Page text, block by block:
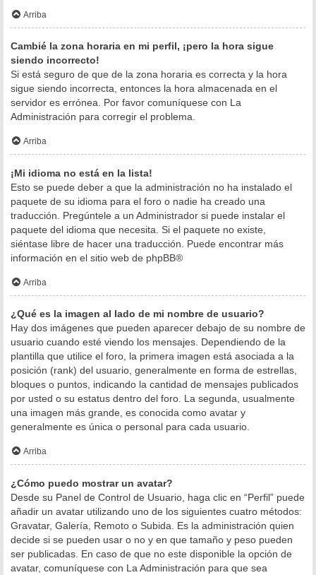
Arriba
Cambié la zona horaria en mi perfil, ¡pero la hora sigue
siendo incorrecto!
Si está seguro de que de la zona horaria es correcta y la hora
sigue siendo incorrecta, entonces la hora almacenada en el
servidor es errónea. Por favor comuníquese con La
Administración para corregir el problema.
Arriba
¡Mi idioma no está en la lista!
Esto se puede deber a que la administración no ha instalado el
paquete de su idioma para el foro o nadie ha creado una
traducción. Pregúntele a un Administrador si puede instalar el
paquete del idioma que necesita. Si el paquete no existe,
siéntase libre de hacer una traducción. Puede encontrar más
información en el sitio web de phpBB®
Arriba
¿Qué es la imagen al lado de mi nombre de usuario?
Hay dos imágenes que pueden aparecer debajo de su nombre de
usuario cuando esté viendo los mensajes. Dependiendo de la
plantilla que utilice el foro, la primera imagen está asociada a la
posición (rank) del usuario, generalmente en forma de estrellas,
bloques o puntos, indicando la cantidad de mensajes publicados
por usted o su estatus dentro del foro. La segunda, usualmente
una imagen más grande, es conocida como avatar y
generalmente es única o personal para cada usuario.
Arriba
¿Cómo puedo mostrar un avatar?
Desde su Panel de Control de Usuario, haga clic en “Perfil” puede
añadir un avatar utilizando uno de los siguientes cuatro métodos:
Gravatar, Galería, Remoto o Subida. Es la administración quien
decide si se pueden usar o no y en que tamaño y peso pueden
ser publicadas. En caso de que no este disponible la opción de
avatar, comuníquese con La Administración para que sea